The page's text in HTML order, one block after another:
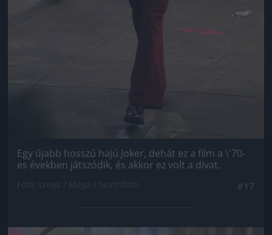
Egy újabb hosszú hajú Joker, dehát ez a film a \'70-
es években játszódik, és akkor ez volt a divat.